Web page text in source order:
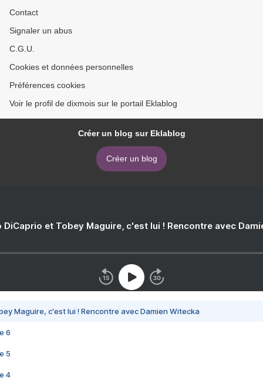
Contact
Signaler un abus
C.G.U.
Cookies et données personnelles
Préférences cookies
Voir le profil de dixmois sur le portail Eklablog
Créer un blog sur Eklablog
Créer un blog
DiCaprio et Tobey Maguire, c'est lui ! Rencontre avec
Maguire, c'est lui ! Rencontre avec Damien Witecka
6
5
4